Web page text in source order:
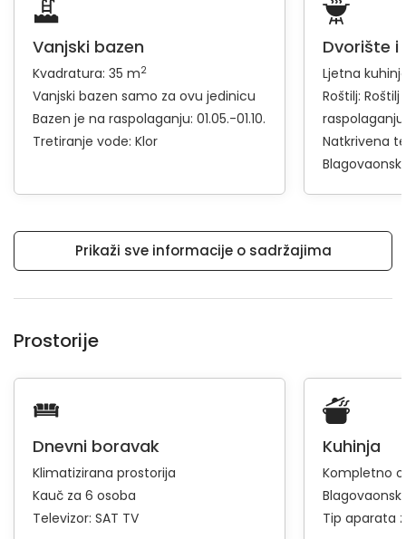
Vanjski bazen
Kvadratura: 35 m2
Vanjski bazen samo za ovu jedinicu
Bazen je na raspolaganju: 01.05.-01.10.
Tretiranje vode: Klor
Dvorište i
Ljetna
Roštilj: Roštilj
raspolaganju
Natkrivena
Prikaži sve informacije o sadržajima
Prostorije
Dnevni boravak
Klimatizirana prostorija
Kauč za 6 osoba
Televizor: SAT TV
Kuhinja
Kompletno
Tip aparata